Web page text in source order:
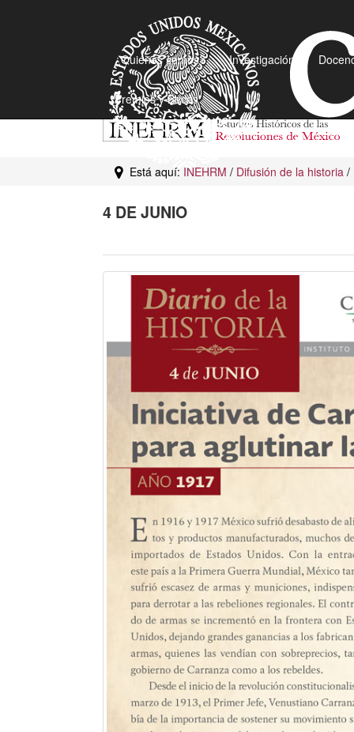
¿Quiénes somos? Investigación
Premios y Becas
Está aquí: INEHRM / Difusión de la historia /
4 DE JUNIO